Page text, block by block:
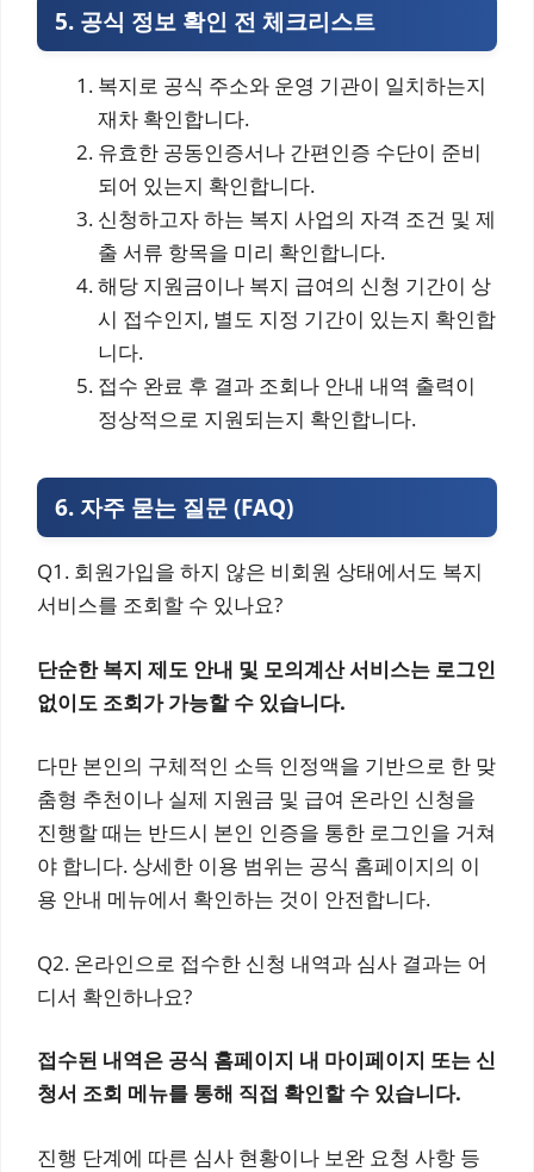
5. 공식 정보 확인 전 체크리스트
복지로 공식 주소와 운영 기관이 일치하는지
재차 확인합니다.
유효한 공동인증서나 간편인증 수단이 준비
되어 있는지 확인합니다.
신청하고자 하는 복지 사업의 자격 조건 및 제
출 서류 항목을 미리 확인합니다.
해당 지원금이나 복지 급여의 신청 기간이 상
시 접수인지, 별도 지정 기간이 있는지 확인합
니다.
접수 완료 후 결과 조회나 안내 내역 출력이
정상적으로 지원되는지 확인합니다.
6. 자주 묻는 질문 (FAQ)
Q1. 회원가입을 하지 않은 비회원 상태에서도 복지
서비스를 조회할 수 있나요?
단순한 복지 제도 안내 및 모의계산 서비스는 로그인
없이도 조회가 가능할 수 있습니다.
다만 본인의 구체적인 소득 인정액을 기반으로 한 맞
춤형 추천이나 실제 지원금 및 급여 온라인 신청을
진행할 때는 반드시 본인 인증을 통한 로그인을 거쳐
야 합니다. 상세한 이용 범위는 공식 홈페이지의 이
용 안내 메뉴에서 확인하는 것이 안전합니다.
Q2. 온라인으로 접수한 신청 내역과 심사 결과는 어
디서 확인하나요?
접수된 내역은 공식 홈페이지 내 마이페이지 또는 신
청서 조회 메뉴를 통해 직접 확인할 수 있습니다.
진행 단계에 따른 심사 현황이나 보완 요청 사항 등